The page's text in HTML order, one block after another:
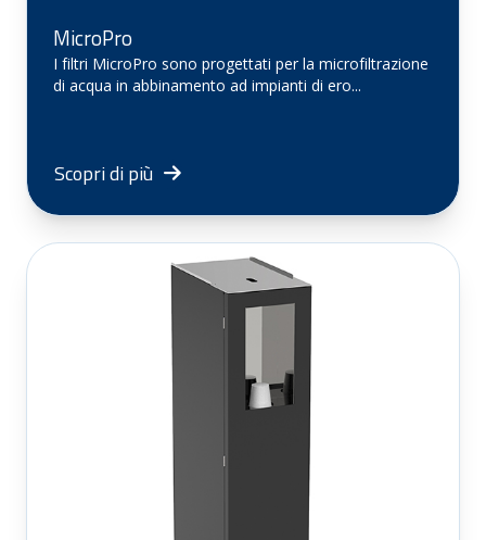
MicroPro
I filtri MicroPro sono progettati per la microfiltrazione
di acqua in abbinamento ad impianti di ero...
Scopri di più